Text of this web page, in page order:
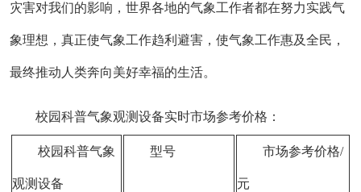
灾害对我们的影响，世界各地的气象工作者都在努力实践气
象理想，真正使气象工作趋利避害，使气象工作惠及全民，
最终推动人类奔向美好幸福的生活。
校园科普气象观测设备实时市场参考价格：
校园科普气象
观测设备
型号 市场参考价格/
元